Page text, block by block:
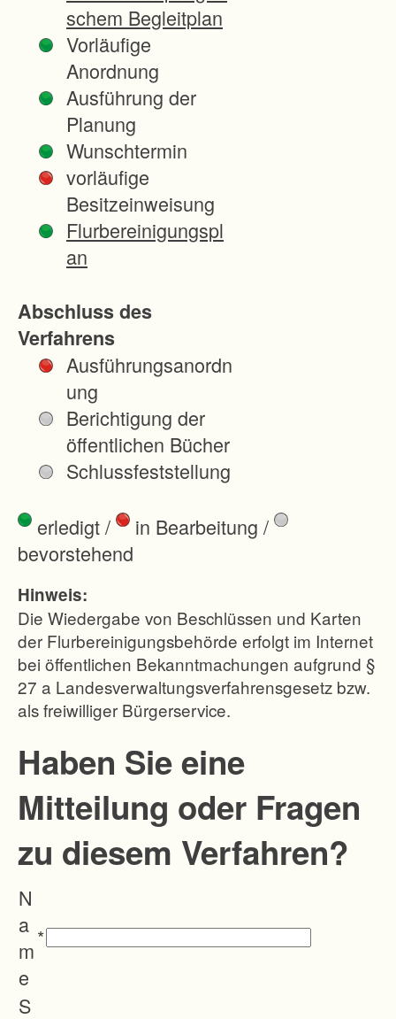
schem Begleitplan
Vorläufige
Anordnung
Ausführung der
Planung
Wunschtermin
vorläufige
Besitzeinweisung
Flurbereinigungspl
an
Abschluss des
Verfahrens
Ausführungsanordn
ung
Berichtigung der
öffentlichen Bücher
Schlussfeststellung
erledigt/ in Bearbeitung /
bevorstehend
Hinweis:
Die Wiedergabe von Beschlüssen und Karten
der Flurbereinigungsbehörde erfolgt im Internet
bei öffentlichen Bekanntmachungen aufgrund §
27 a Landesverwaltungsverfahrensgesetz bzw.
als freiwilliger Bürgerservice.
Haben Sie eine
Mitteilung oder Fragen
zu diesem Verfahren?
N
a
m
e
*
S